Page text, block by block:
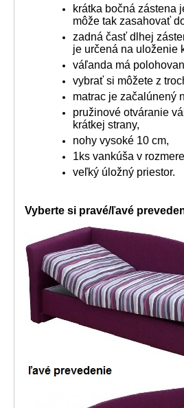
krátka bočná zástena
môže tak zasahovať
zadná časť dlhej
je určená na uloženie
váľanda má
vybrať si môžete z
matrac je začalúnený
pružinové otváranie
krátkej strany,
nohy vysoké 10 cm,
1ks vankúša v
veľký úložný priestor.
Vyberte si pravé/ľavé